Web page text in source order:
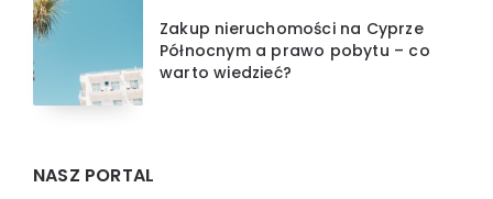
Zakup nieruchomości na Cyprze
Północnym a prawo pobytu – co
warto wiedzieć?
NASZ PORTAL